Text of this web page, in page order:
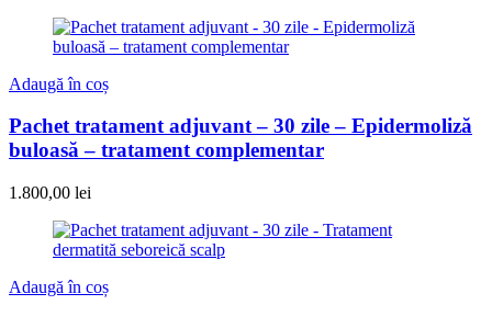
Adaugă în coș
Pachet tratament adjuvant – 30 zile – Epidermoliză
buloasă – tratament complementar​
1.800,00 lei
Adaugă în coș